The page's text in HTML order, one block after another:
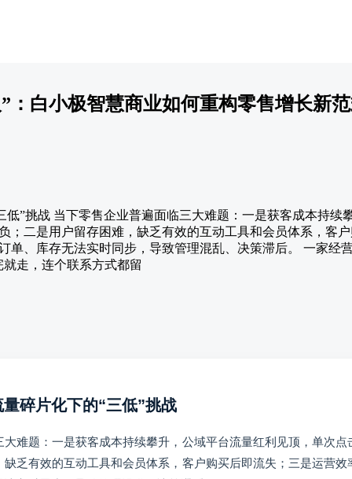
：白小极智慧商业如何重构零售增长新
低”挑战 当下零售企业普遍面临三大难题：一是获客成本持续
；二是用户留存困难，缺乏有效的互动工具和会员体系，客
单、库存无法实时同步，导致管理混乱、决策滞后。 一家经
走，连个联系方式都留
碎片化下的“三低”挑战
难题：一是获客成本持续攀升，公域平台流量红利见顶，单次
乏有效的互动工具和会员体系，客户购买后即流失；三是运营